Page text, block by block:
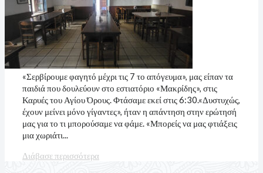
«Σερβίρουμε φαγητό μέχρι τις 7 το απόγευμα», μας είπαν τα
παιδιά που δουλεύουν στο εστιατόριο «Μακρίδης», στις
Καρυές του Αγίου Όρους. Φτάσαμε εκεί στις 6:30.«Δυστυχώς,
έχουν μείνει μόνο γίγαντες», ήταν η απάντηση στην ερώτησή
μας για το τι μπορούσαμε να φάμε. «Μπορείς να μας φτιάξεις
μια χωριάτι...
Διάβασε περισσότερα